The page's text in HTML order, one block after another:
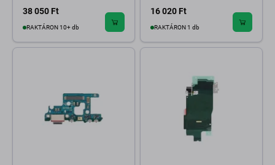
38 050 Ft
RAKTÁRON 10+ db
16 020 Ft
RAKTÁRON 1 db